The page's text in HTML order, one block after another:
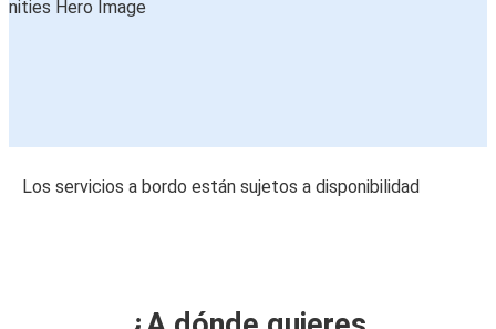
Los servicios a bordo están sujetos a disponibilidad